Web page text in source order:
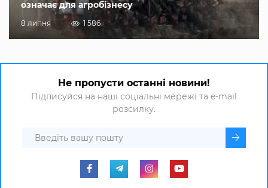
означає для агробізнесу
8 липня 1 586
Не пропусти останні новини!
Підписуйся на наші соціальні мережі та e-mail
розсилку.